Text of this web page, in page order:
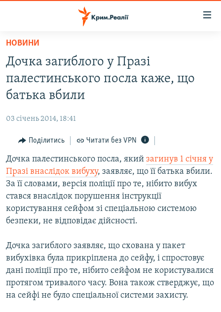
Перейти
основного
матеріалу
Перейти
до
основної
Перейти
пошуку
ВОДА.КРИМ
ВІДЕО ТА ФОТО
БЛОГИ
ПОГЛЯД
ІНТЕРВ'Ю
ВСЕ ЗА ДЕНЬ
СПЕЦПРОЕКТИ
ДЕПОРТАЦІЯ
СВІДЧЕННЯ ОКУПАЦІЇ
УКРАЇНСЬКА ПРОБЛЕМА КРИМУ
ІНФОГРАФІКА
ЯК ОБІЙТИ БЛОКУВАННЯ
Qırımtatar
ДОЛУЧАЙСЯ!
НОВИНИ
Дочка загиблого у Празі
палестинського посла каже, що
батька вбили
03 січень 2014, 18:41
Поділитись Читати без VPN
Дочка палестинського посла, який загинув 1 січня у
Празі внаслідок вибуху, заявляє, що її батька вбили.
За її словами, версія поліції про те, нібито вибух
стався внаслідок порушення інструкції
користування сейфом зі спеціальною системою
безпеки, не відповідає дійсності.
Дочка загиблого заявляє, що схована у пакет
вибухівка була прикріплена до сейфу, і спростовує
дані поліції про те, нібито сейфом не користувалися
протягом тривалого часу. Вона також стверджує, що
на сейфі не було спеціальної системи захисту.